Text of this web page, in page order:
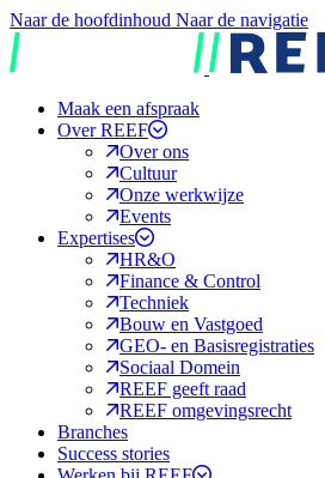
Naar de hoofdinhoud Naar de navigatie
Maak een afspraak
Over REEF
Over ons
Cultuur
Onze werkwijze
Events
Expertises
HR&O
Finance & Control
Techniek
Bouw en Vastgoed
GEO- en Basisregistraties
Sociaal Domein
REEF geeft raad
REEF omgevingsrecht
Branches
Success stories